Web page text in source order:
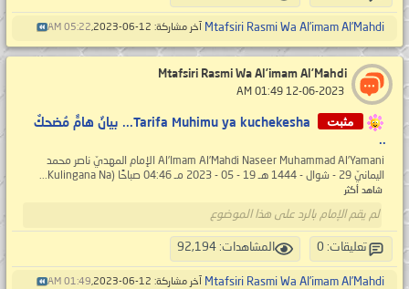
Mtafsiri Rasmi Wa Al’imam Al’Mahdi آخر مشاركة: 12-06-2023, 05:22 AM
Mtafsiri Rasmi Wa Al’imam Al’Mahdi
مثبت
Tarifa Muhimu ya kuchekesha... بيانٌ هامٌّ مُضحكٌ
..
Al’Imam Al’Mahdi Naseer Muhammad Al’Yamani الإمام المهديّ ناصر محمد
اليمانيّ 29 - شوال - 1444 هـ 19 - 05 - 2023 مـ 04:46 صباحًا (Kulingana Na...
شاهد أكثر
لم يقم الإمام بالرد على هذا الموضوع
تعليقات: 0 المشاهدات: 92,194
Mtafsiri Rasmi Wa Al’imam Al’Mahdi آخر مشاركة: 12-06-2023, 01:49 AM